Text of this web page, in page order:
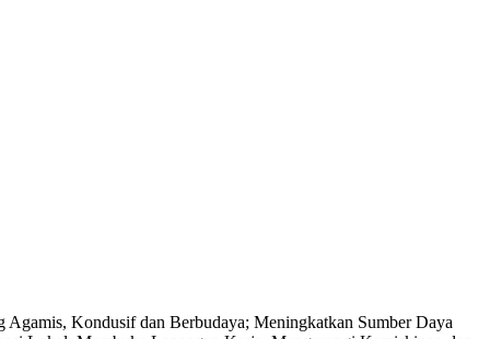
Kondusif dan Berbudaya; Meningkatkan Sumber Daya